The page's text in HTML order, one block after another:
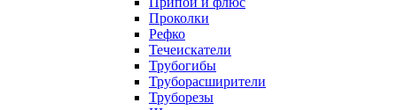
Проколки
Рефко
Течеискатели
Трубогибы
Труборасширители
Труборезы